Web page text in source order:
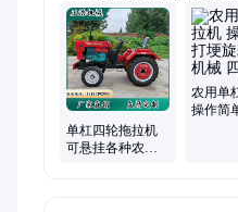
机、卫星平地机、起垄覆膜机
割草机、小麦播种机、土壤整
机、果园牧草割草机、带大弯
单杠四轮拖拉机
可悬挂各种农机
农用单
操作简